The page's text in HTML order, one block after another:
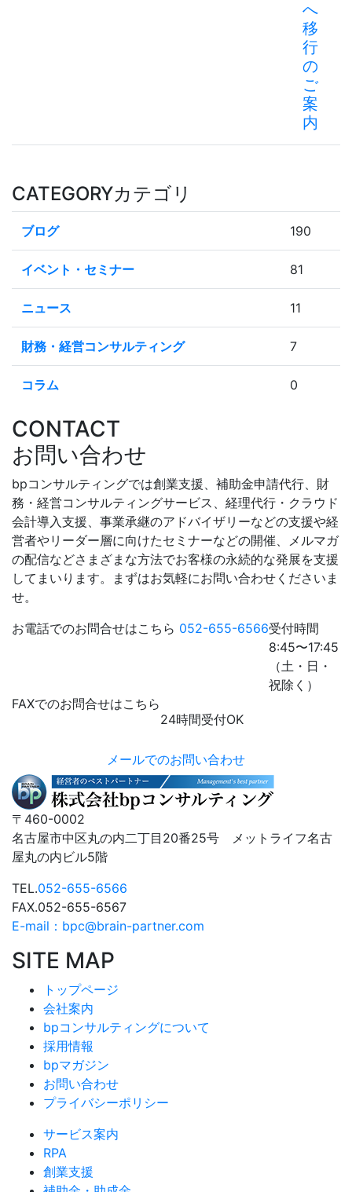
へ
移
行
の
ご
案
内
CATEGORYカテゴリ
ブログ 190
イベント・セミナー 81
ニュース 11
財務・経営コンサルティング 7
コラム 0
CONTACT
お問い合わせ
bpコンサルティングでは創業支援、補助金申請代行、財
務・経営コンサルティングサービス、経理代行・クラウド
会計導入支援、事業承継のアドバイザリーなどの支援や経
営者やリーダー層に向けたセミナーなどの開催、メルマガ
の配信などさまざまな方法でお客様の永続的な発展を支援
してまいります。まずはお気軽にお問い合わせくださいま
せ。
お電話でのお問合せはこちら 052-655-6566受付時間
8:45〜17:45
（土・日・
祝除く）
FAXでのお問合せはこちら
24時間受付OK
メールでのお問い合わせ
〒460-0002
名古屋市中区丸の内二丁目20番25号 メットライフ名古
屋丸の内ビル5階
TEL.052-655-6566
FAX.052-655-6567
E-mail：bpc@brain-partner.com
SITE MAP
トップページ
会社案内
bpコンサルティングについて
採用情報
bpマガジン
お問い合わせ
プライバシーポリシー
サービス案内
RPA
創業支援